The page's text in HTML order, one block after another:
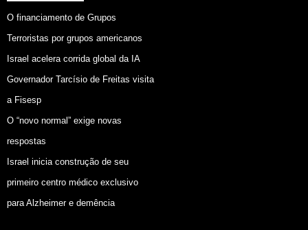
O financiamento de Grupos
Terroristas por grupos americanos
Israel acelera corrida global da IA
Governador Tarcísio de Freitas visita
a Fisesp
O “novo normal” exige novas
respostas
Israel inicia construção de seu
primeiro centro médico exclusivo
para Alzheimer e demência